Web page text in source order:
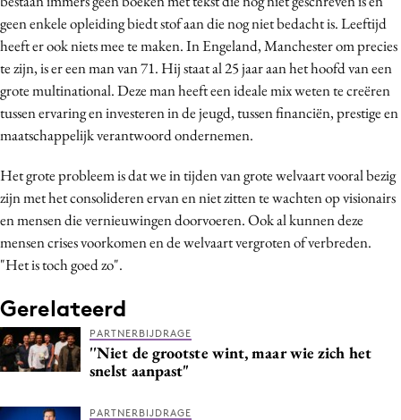
geen enkele opleiding biedt stof aan die nog niet bedacht is. Leeftijd
heeft er ook niets mee te maken. In Engeland, Manchester om precies
te zijn, is er een man van 71. Hij staat al 25 jaar aan het hoofd van een
grote multinational. Deze man heeft een ideale mix weten te creëren
tussen ervaring en investeren in de jeugd, tussen financiën, prestige en
maatschappelijk verantwoord ondernemen.
Het grote probleem is dat we in tijden van grote welvaart vooral bezig
zijn met het consolideren ervan en niet zitten te wachten op visionairs
en mensen die vernieuwingen doorvoeren. Ook al kunnen deze
mensen crises voorkomen en de welvaart vergroten of verbreden.
"Het is toch goed zo".
Gerelateerd
PARTNERBIJDRAGE
''Niet de grootste wint, maar wie zich het
snelst aanpast"
PARTNERBIJDRAGE